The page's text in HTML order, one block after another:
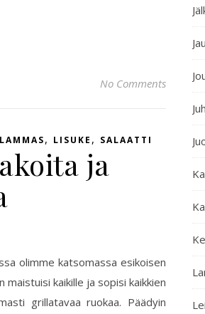
No Comments
LAMMAS, LISUKE , SALAATTI
ja
olimme katsomassa esikoisen
kaikille ja sopisi kaikkien
grillatavaa ruokaa. Päädyin